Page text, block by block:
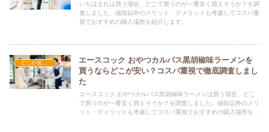
いちほまれは買う場合、どこで買うのが一番安く買えそうか？を調
査しました。値段以外のメリット・デメリットも考慮してコスパ重
視でおすすめの購入場所を紹介します。
どこが安い？-食品・食材
エースコック おやつカルパス黒胡椒味ラーメンを
買うならどこが安い？コスパ重視で徹底調査しまし
た
エースコック おやつカルパス黒胡椒味ラーメンは買う場合、どこ
で買うのが一番安く買えそうか？を調査しました。値段以外のメリ
ット・デメリットも考慮してコスパ重視でおすすめの購入場所を紹